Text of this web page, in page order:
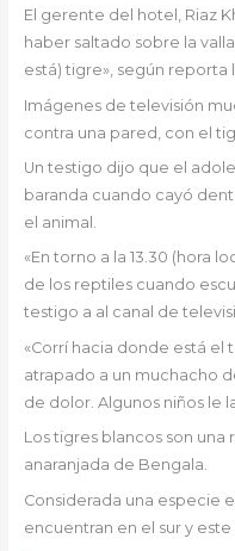
El gerente del hotel, Riaz
haber saltado sobre la
está) tigre», según reporta
Imágenes de televisión
contra una pared, con el
Un testigo dijo que el
baranda cuando cayó
el animal.
«En torno a la 13.30 (hora
de los reptiles cuando
testigo a al canal de
«Corrí hacia donde está el
atrapado a un muchacho
de dolor. Algunos niños le
Los tigres blancos son una
anaranjada de Bengala.
Considerada una especie
encuentran en el sur y